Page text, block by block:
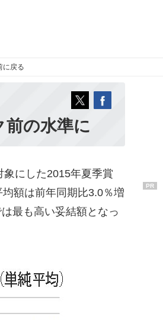
に戻る
前の水準に
にした2015年夏季賞
額は前年同期比3.0％増
最も高い妥結額となっ
PR